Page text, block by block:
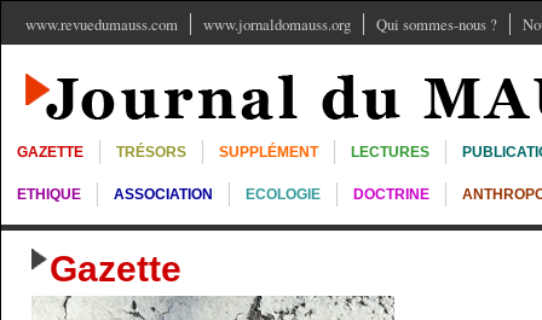
www.revuedumauss.com www.jornaldomauss.org Qui sommes-nous ?
GAZETTE TRÉSORS SUPPLÉMENT LECTURES
ETHIQUE ASSOCIATION ECOLOGIE DOCTRINE
Gazette